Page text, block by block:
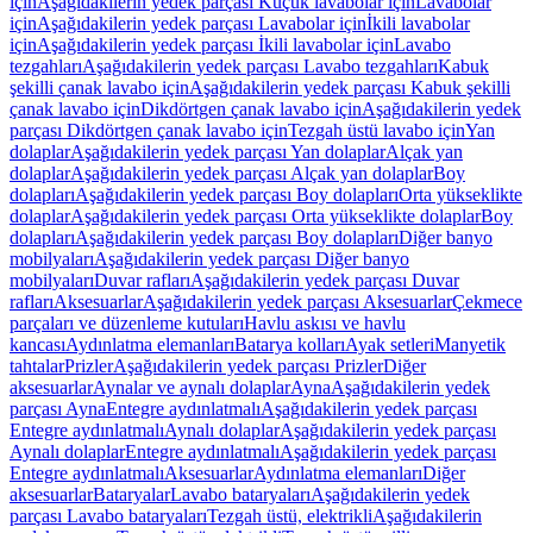
içinAşağıdakilerin yedek parçası Lavabolar içinİkili lavabolar
içinAşağıdakilerin yedek parçası İkili lavabolar içinLavabo
tezgahlarıAşağıdakilerin yedek parçası Lavabo tezgahlarıKabuk
şekilli çanak lavabo içinAşağıdakilerin yedek parçası Kabuk şekilli
çanak lavabo içinDikdörtgen çanak lavabo içinAşağıdakilerin yedek
parçası Dikdörtgen çanak lavabo içinTezgah üstü lavabo içinYan
dolaplarAşağıdakilerin yedek parçası Yan dolaplarAlçak yan
dolaplarAşağıdakilerin yedek parçası Alçak yan dolaplarBoy
dolaplarıAşağıdakilerin yedek parçası Boy dolaplarıOrta yükseklikte
dolaplarAşağıdakilerin yedek parçası Orta yükseklikte dolaplarBoy
dolaplarıAşağıdakilerin yedek parçası Boy dolaplarıDiğer banyo
mobilyalarıAşağıdakilerin yedek parçası Diğer banyo
mobilyalarıDuvar raflarıAşağıdakilerin yedek parçası Duvar
raflarıAksesuarlarAşağıdakilerin yedek parçası AksesuarlarÇekmece
parçaları ve düzenleme kutularıHavlu askısı ve havlu
kancasıAydınlatma elemanlarıBatarya kollarıAyak setleriManyetik
tahtalarPrizlerAşağıdakilerin yedek parçası PrizlerDiğer
aksesuarlarAynalar ve aynalı dolaplarAynaAşağıdakilerin yedek
parçası AynaEntegre aydınlatmalıAşağıdakilerin yedek parçası
Entegre aydınlatmalıAynalı dolaplarAşağıdakilerin yedek parçası
Aynalı dolaplarEntegre aydınlatmalıAşağıdakilerin yedek parçası
Entegre aydınlatmalıAksesuarlarAydınlatma elemanlarıDiğer
aksesuarlarBataryalarLavabo bataryalarıAşağıdakilerin yedek
parçası Lavabo bataryalarıTezgah üstü, elektrikliAşağıdakilerin